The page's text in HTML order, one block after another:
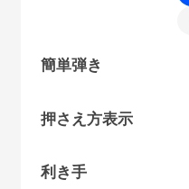
簡単弾き
押さえ方表示
利き手